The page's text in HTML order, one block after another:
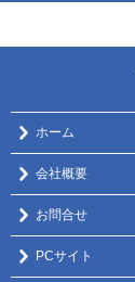
ホーム
会社概要
お問合せ
PCサイト